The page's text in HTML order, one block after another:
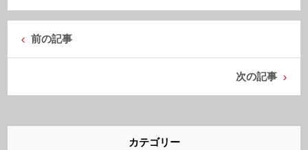
前の記事
次の記事
カテゴリー